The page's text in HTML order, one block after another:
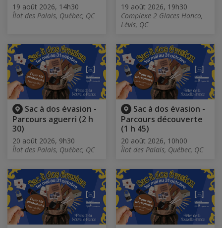
19 août 2026, 14h30
Îlot des Palais, Québec, QC
19 août 2026, 19h30
Complexe 2 Glaces Honco,
Lévis, QC
Sac à dos évasion -
Parcours aguerri (2 h
30)
20 août 2026, 9h30
Îlot des Palais, Québec, QC
Sac à dos évasion -
Parcours découverte
(1 h 45)
20 août 2026, 10h00
Îlot des Palais, Québec, QC